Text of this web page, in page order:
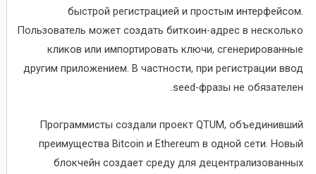
быстрой регистрацией и простым интерфейсом.
Пользователь может создать биткоин-адрес в несколько
кликов или импортировать ключи, сгенерированные
другим приложением. В частности, при регистрации ввод
seed-фразы не обязателен.
Программисты создали проект QTUM, объединивший
преимущества Bitcoin и Ethereum в одной сети. Новый
блокчейн создает среду для децентрализованных